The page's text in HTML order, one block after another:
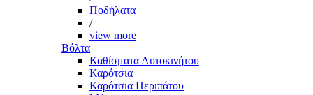
Ποδήλατα
/
view more
Βόλτα
Καθίσματα Αυτοκινήτου
Καρότσια
Καρότσια Περιπάτου